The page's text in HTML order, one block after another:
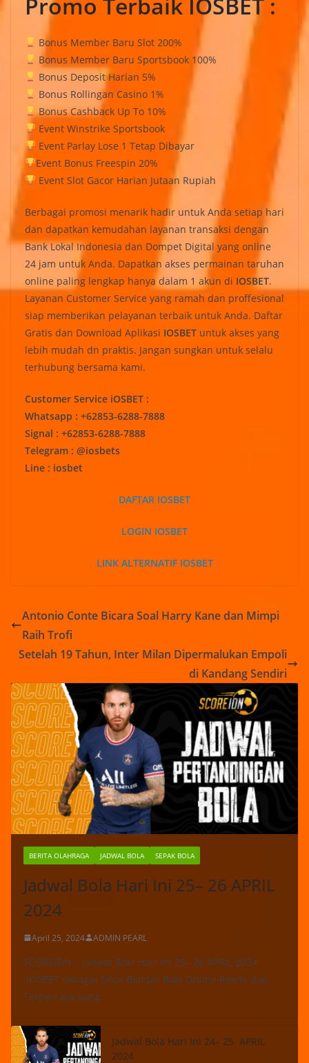
Bonus Member Baru Slot 200%
Bonus Member Baru Sportsbook 100%
Bonus Deposit Harian 5%
Bonus Rollingan Casino 1%
Bonus Cashback Up To 10%
Event Winstrike Sportsbook
Event Parlay Lose 1 Tetap Dibayar
Event Bonus Freespin 20%
Event Slot Gacor Harian Jutaan Rupiah
Berbagai promosi menarik hadir untuk Anda setiap hari
dan dapatkan kemudahan layanan transaksi dengan
Bank Lokal Indonesia dan Dompet Digital yang online
24 jam untuk Anda. Dapatkan akses permainan taruhan
online paling lengkap hanya dalam 1 akun di IOSBET.
Layanan Customer Service yang ramah dan proffesional
siap memberikan pelayanan terbaik untuk Anda. Daftar
Gratis dan Download Aplikasi IOSBET untuk akses yang
lebih mudah dn praktis. Jangan sungkan untuk selalu
terhubung bersama kami.
Customer Service iOSBET :
Whatsapp : +62853-6288-7888
Signal : +62853-6288-7888
Telegram : @iosbets
Line : iosbet
DAFTAR IOSBET
LOGIN IOSBET
LINK ALTERNATIF IOSBET
Antonio Conte Bicara Soal Harry Kane dan Mimpi
Raih Trofi
Setelah 19 Tahun, Inter Milan Dipermalukan Empoli
di Kandang Sendiri
BERITA OLAHRAGA JADWAL BOLA SEPAK BOLA
Jadwal Bola Hari Ini 25– 26 APRIL
2024
April 25, 2024 ADMIN PEARL
SCOREIDN – Jadwal Bola Hari Ini 25– 26 APRIL 2024
:IOSBET sebagai Situs Bandar Bola Online Resmi dan
Terpercaya yang
Jadwal Bola Hari Ini 24– 25 APRIL
2024